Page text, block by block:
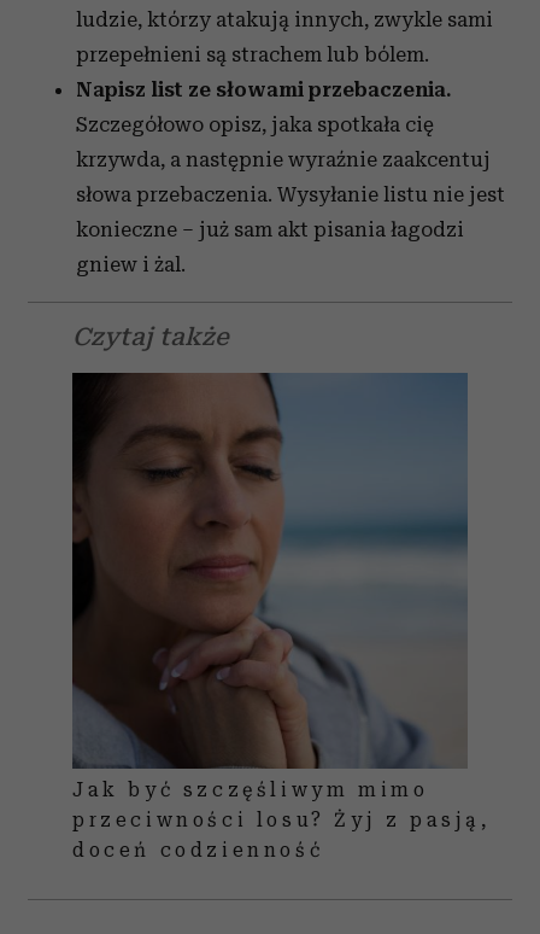
ludzie, którzy atakują innych, zwykle sami
przepełnieni są strachem lub bólem.
Napisz list ze słowami przebaczenia.
Szczegółowo opisz, jaka spotkała cię
krzywda, a następnie wyraźnie zaakcentuj
słowa przebaczenia. Wysyłanie listu nie jest
konieczne – już sam akt pisania łagodzi
gniew i żal.
Czytaj także
Jak być szczęśliwym mimo
przeciwności losu? Żyj z pasją,
doceń codzienność